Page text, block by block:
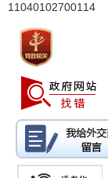
11040102700114